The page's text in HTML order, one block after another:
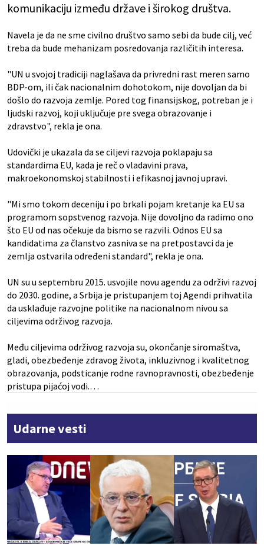
komunikaciju između države i širokog društva.
Navela je da ne sme civilno društvo samo sebi da bude cilj, već
treba da bude mehanizam posredovanja različitih interesa.
"UN u svojoj tradiciji naglašava da privredni rast meren samo
BDP-om, ili čak nacionalnim dohotokom, nije dovoljan da bi
došlo do razvoja zemlje. Pored tog finansijskog, potreban je i
ljudski razvoj, koji uključuje pre svega obrazovanje i
zdravstvo", rekla je ona.
Udovički je ukazala da se ciljevi razvoja poklapaju sa
standardima EU, kada je reč o vladavini prava,
makroekonomskoj stabilnosti i efikasnoj javnoj upravi.
"Mi smo tokom deceniju i po brkali pojam kretanje ka EU sa
programom sopstvenog razvoja. Nije dovoljno da radimo ono
što EU od nas očekuje da bismo se razvili. Odnos EU sa
kandidatima za članstvo zasniva se na pretpostavci da je
zemlja ostvarila određeni standard", rekla je ona.
UN su u septembru 2015. usvojile novu agendu za održivi razvoj
do 2030. godine, a Srbija je pristupanjem toj Agendi prihvatila
da usklađuje razvojne politike na nacionalnom nivou sa
ciljevima održivog razvoja.
Među ciljevima održivog razvoja su, okončanje siromaštva,
gladi, obezbeđenje zdravog života, inkluzivnog i kvalitetnog
obrazovanja, podsticanje rodne ravnopravnosti, obezbeđenje
pristupa pijaćoj vodi.…
Udarne vesti